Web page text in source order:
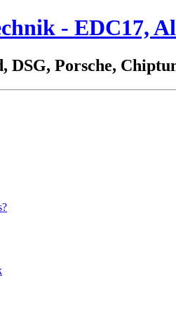
- EDC17,
DSG, Porsche,